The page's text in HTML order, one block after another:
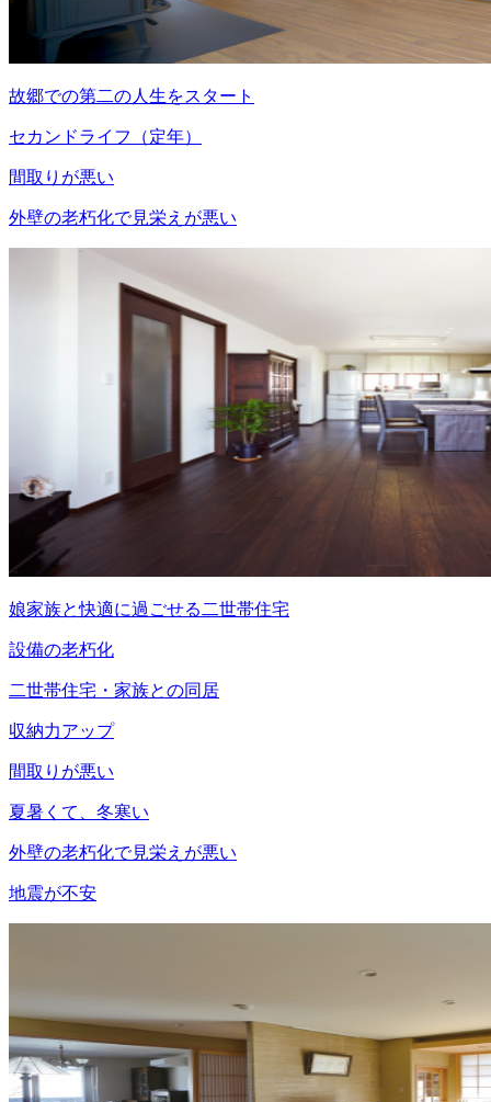
故郷での第二の人生をスタート
セカンドライフ（定年）
間取りが悪い
外壁の老朽化で見栄えが悪い
娘家族と快適に過ごせる二世帯住宅
設備の老朽化
二世帯住宅・家族との同居
収納力アップ
間取りが悪い
夏暑くて、冬寒い
外壁の老朽化で見栄えが悪い
地震が不安